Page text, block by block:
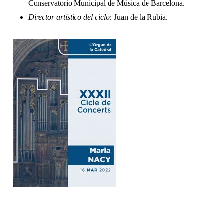
Conservatorio Municipal de Música de Barcelona.
Director artístico del ciclo: Juan de la Rubia.